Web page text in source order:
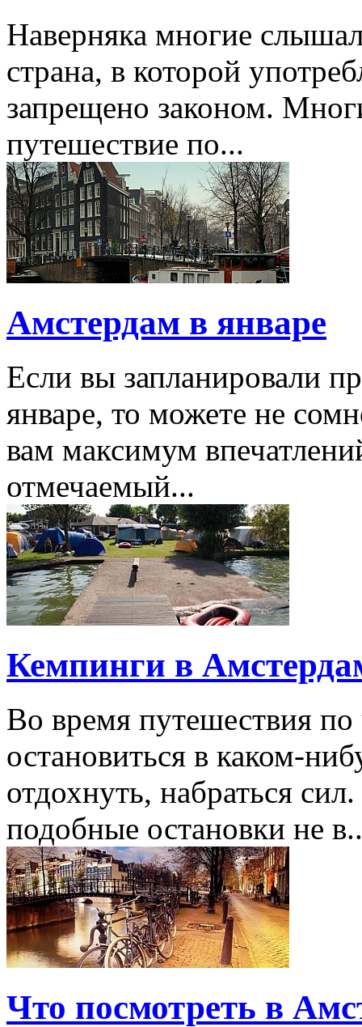
Наверняка многие
страна, в которой
запрещено законом.
путешествие по...
Амстердам в январе
Если вы запланировали
январе, то можете не
вам максимум
отмечаемый...
Кемпинги в
Во время путешествия
остановиться в каком-
отдохнуть, набраться
подобные остановки не
Что посмотреть в